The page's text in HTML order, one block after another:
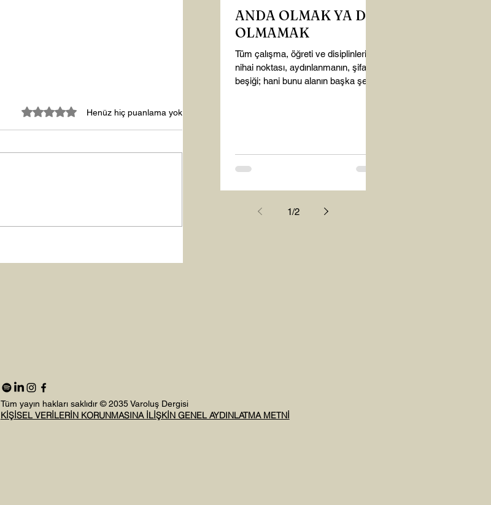
5 üzerinden 0 yıldızHenüz hiç puanlama yok
ANDA OLMAK YA DA
OLMAMAK
Tüm çalışma, öğreti ve disiplinlerin
nihai noktası, aydınlanmanın, şifanın
beşiği; hani bunu alanın başka şey
1/2
Tüm yayın hakları saklıdır © 2035 Varoluş Dergisi
KİŞİSEL VERİLERİN KORUNMASINA İLİŞKİN GENEL AYDINLATMA METNİ